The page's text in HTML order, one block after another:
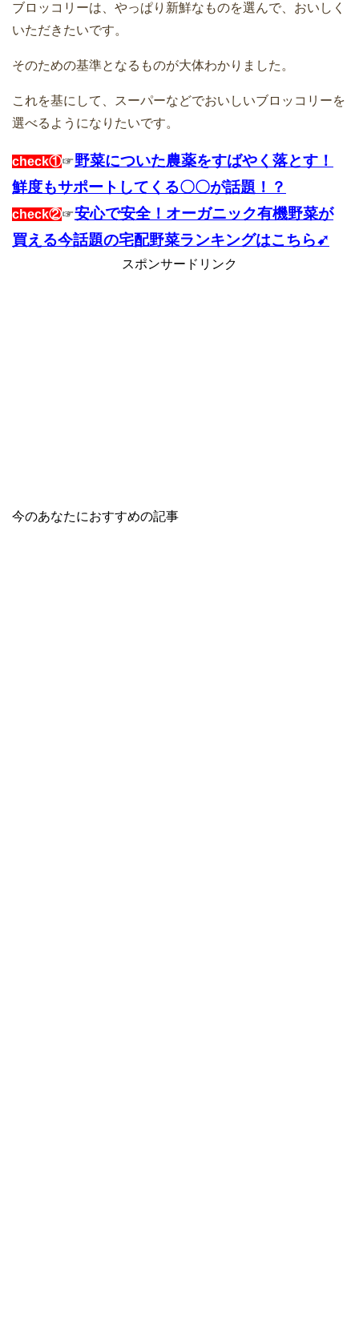
ブロッコリーは、やっぱり新鮮なものを選んで、おいしく
いただきたいです。
そのための基準となるものが大体わかりました。
これを基にして、スーパーなどでおいしいブロッコリーを
選べるようになりたいです。
check①☞野菜についた農薬をすばやく落とす！
鮮度もサポートしてくる〇〇が話題！？
check②☞安心で安全！オーガニック有機野菜が
買える今話題の宅配野菜ランキングはこちら➹
スポンサードリンク
今のあなたにおすすめの記事